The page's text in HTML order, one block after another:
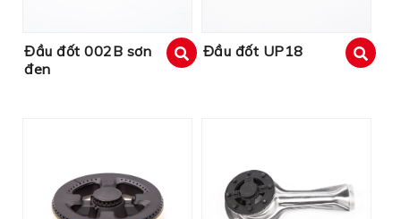
Đầu đốt 002B sơn
đen
Đầu đốt UP18